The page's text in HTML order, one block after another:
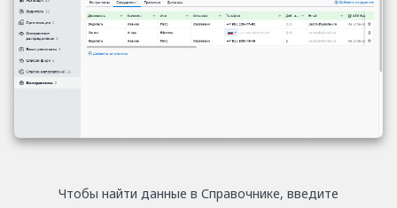
Чтобы найти данные в Справочнике, введите